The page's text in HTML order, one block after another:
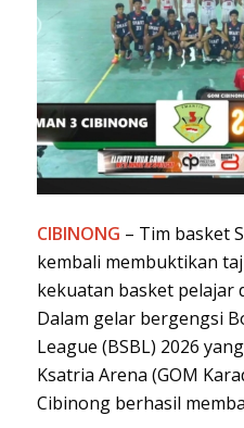
CIBINONG – Tim basket
kembali membuktikan
kekuatan basket pelajar
Dalam gelar bergengsi
League (BSBL) 2026
Ksatria Arena (GOM
Cibinong berhasil